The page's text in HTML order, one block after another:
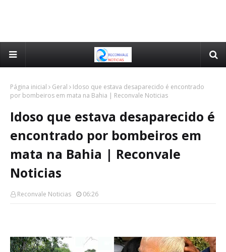
Página inicial Geral
Idoso que estava desaparecido é encontrado
por bombeiros em mata na Bahia | Reconvale Noticias
Idoso que estava desaparecido é
encontrado por bombeiros em
mata na Bahia | Reconvale
Noticias
Reconvale Noticias 06:26